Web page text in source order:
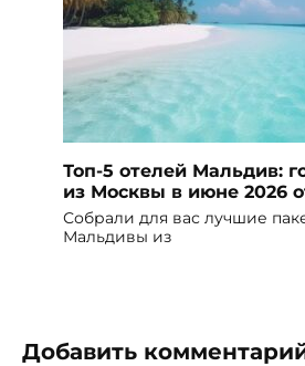
Топ-5 отелей Мальдив:
из Москвы в июне 2026
Собрали для вас лучшие
Мальдивы из
Добавить